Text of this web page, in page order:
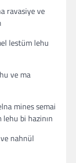
ravasiye ve
lestüm lehu
ve ma
mines semai
bi hazinın
nahnül